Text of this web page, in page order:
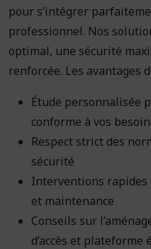
pour s’intégrer
professionnel. Nos
optimal, une sécurité
renforcée. Les avantages
Étude personnalisée
conforme à vos
Respect strict des
sécurité
Interventions
et maintenance
Conseils sur
d’accès et plateforme